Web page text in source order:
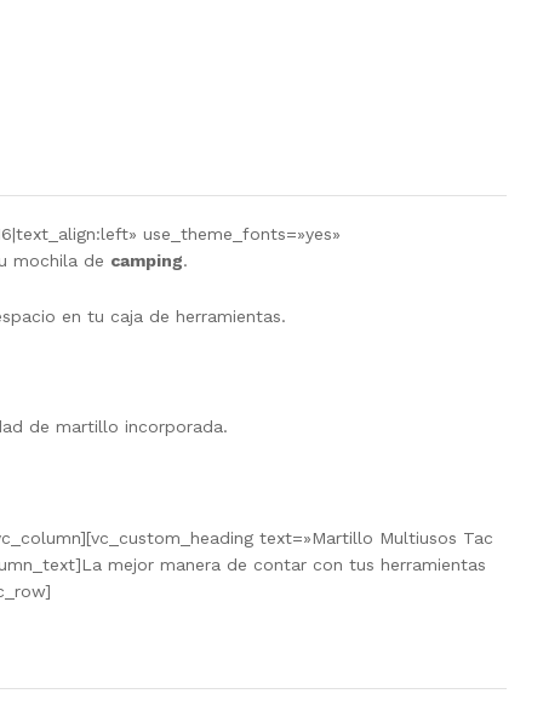
use_theme_fonts=»yes»
mochila de camping.
en tu caja de herramientas.
de martillo incorporada.
text=»Martillo Multiusos Tac
mejor manera de contar con tus herramientas